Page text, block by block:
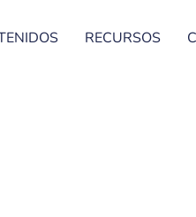
RECURSOS